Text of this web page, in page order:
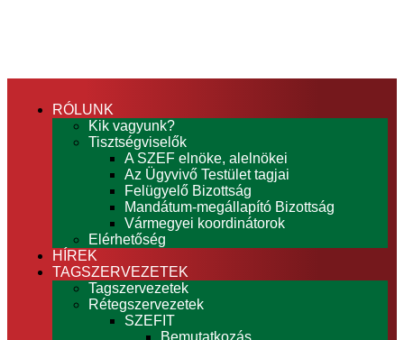
RÓLUNK
Kik vagyunk?
Tisztségviselők
A SZEF elnöke, alelnökei
Az Ügyvivő Testület tagjai
Felügyelő Bizottság
Mandátum-megállapító Bizottság
Vármegyei koordinátorok
Elérhetőség
HÍREK
TAGSZERVEZETEK
Tagszervezetek
Rétegszervezetek
SZEFIT
Bemutatkozás